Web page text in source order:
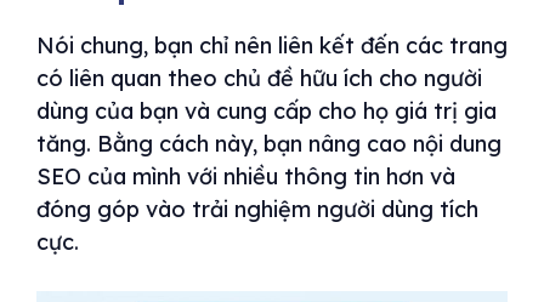
Nói chung, bạn chỉ nên liên kết đến các trang
có liên quan theo chủ đề hữu ích cho người
dùng của bạn và cung cấp cho họ giá trị gia
tăng. Bằng cách này, bạn nâng cao nội dung
SEO của mình với nhiều thông tin hơn và
đóng góp vào trải nghiệm người dùng tích
cực.